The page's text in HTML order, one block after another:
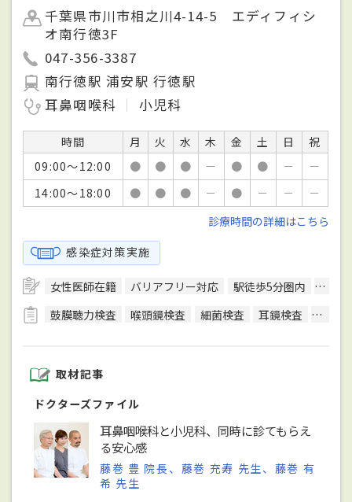
千葉県市川市相之川4-14-5 エディフィシ
オ南行徳3F
047-356-3387
南行徳駅 浦安駅 行徳駅
耳鼻咽喉科
小児科
時間 月 火 水 木 金 土 日
祝
09:00～12:00
● ● ● － ● ● －
－
14:00～18:00
● ● ● － ● － －
－
診療時間の詳細はこちら
感染症対策実施
女性医師在籍 バリアフリー対応 駅徒歩5分圏内
エレ
鼓膜聴力検査
喉頭鏡検査 細菌検査 耳鏡検査 耳漏
取材記事
ドクターズファイル
耳鼻咽喉科と小児科、同時に診てもらえ
る安心感
藤巻 豊 院長、藤巻 充寿 先生、藤巻 有
希 先生